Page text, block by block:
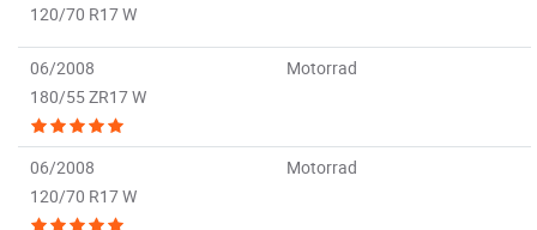
120/70 R17 W
06/2008
Motorrad
180/55 ZR17 W
06/2008
Motorrad
120/70 R17 W